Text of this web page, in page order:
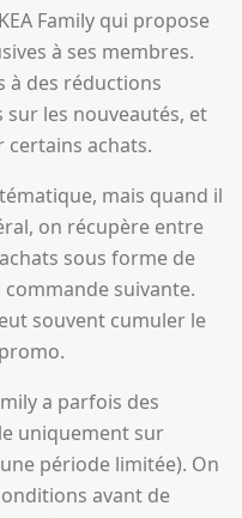
Family qui propose
à ses membres.
à des réductions
sur les nouveautés, et
certains achats.
mais quand il
on récupère entre
sous forme de
suivante.
souvent cumuler le
a parfois des
uniquement sur
période limitée). On
avant de